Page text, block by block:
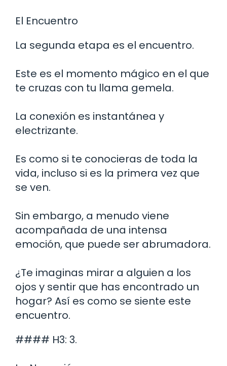
El Encuentro
La segunda etapa es el encuentro.
Este es el momento mágico en el que
te cruzas con tu llama gemela.
La conexión es instantánea y
electrizante.
Es como si te conocieras de toda la
vida, incluso si es la primera vez que
se ven.
Sin embargo, a menudo viene
acompañada de una intensa
emoción, que puede ser abrumadora.
¿Te imaginas mirar a alguien a los
ojos y sentir que has encontrado un
hogar? Así es como se siente este
encuentro.
#### H3: 3.